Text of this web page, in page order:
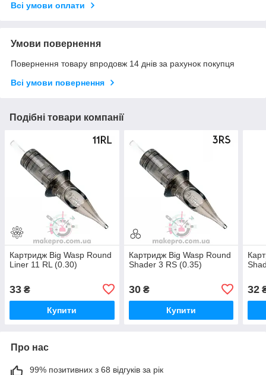
Всі умови оплати
Умови повернення
Повернення товару впродовж 14 днів за рахунок покупця
Всі умови повернення
Подібні товари компанії
Картридж Big Wasp Round
Liner 11 RL (0.30)
33 ₴
Купити
Картридж Big Wasp Round
Shader 3 RS (0.35)
30₴
Купити
32
Про нас
99% позитивних з 68 відгуків за рік